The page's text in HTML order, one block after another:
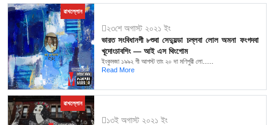
ৱাখল্লোন
২৩শে অগাস্ট ২০২১ ইং
ভারত সংবিধানগী ৮শুবা সেদ্যুল্ডা চল্লবা লোল অমনা ফংগদবা
খূদোংচাবশিং — আই এস থিংগোম
ইংকুমজা ১৯৯২ গী আগস্ট তাং ২০ দা মণিপুরী লো......
Read More
ৱাখল্লোন
১৩ই অগাস্ট ২০২১ ইং